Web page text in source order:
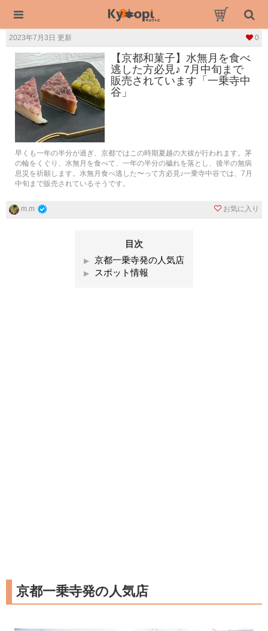
2023年7月3日 更新 0
【京都和菓子】水無月を食べ
逃した方必見♪ 7月中旬まで
販売されています「一乗寺中
谷」
早くも一年の半分が過ぎ、京都ではこの時期夏越の大祓が行われます。茅
の輪をくぐり、水無月を食べて、一年の半分の穢れを落とし、後半の無病
息災を祈願します。水無月食べ逃した〜って方必見♪一乗寺中谷では、7月
中旬まで販売されているそうです。
m.m お気に入り
目次
京都一乗寺発の人気店
スポット情報
京都一乗寺発の人気店